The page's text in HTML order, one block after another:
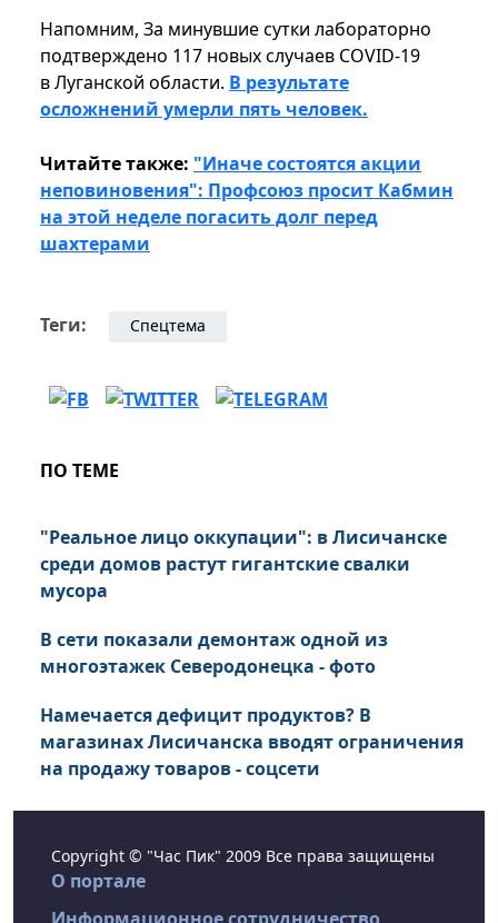
Напомним, За минувшие сутки лабораторно
подтверждено 117 новых случаев COVID-19
в Луганской области. В результате
осложнений умерли пять человек.
Читайте также: "Иначе состоятся акции
неповиновения": Профсоюз просит Кабмин
на этой неделе погасить долг перед
шахтерами
Теги: Спецтема
ПО ТЕМЕ
"Реальное лицо оккупации": в Лисичанске
среди домов растут гигантские свалки
мусора
В сети показали демонтаж одной из
многоэтажек Северодонецка - фото
Намечается дефицит продуктов? В
магазинах Лисичанска вводят ограничения
на продажу товаров - соцсети
Copyright © "Час Пик" 2009 Все права защищены
О портале